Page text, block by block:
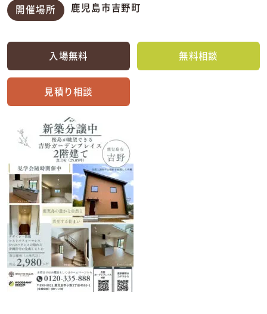
開催場所 鹿児島市吉野町
入場無料 無料相談
見積り相談